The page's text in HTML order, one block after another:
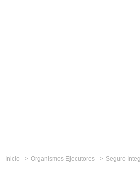
Inicio Organismos Ejecutores Seguro